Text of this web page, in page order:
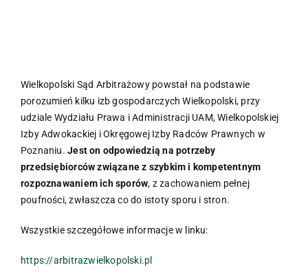
Wielkopolski Sąd Arbitrażowy powstał na podstawie
porozumień kilku izb gospodarczych Wielkopolski, przy
udziale Wydziału Prawa i Administracji UAM, Wielkopolskiej
Izby Adwokackiej i Okręgowej Izby Radców Prawnych w
Poznaniu. Jest on odpowiedzią na potrzeby
przedsiębiorców związane z szybkim i kompetentnym
rozpoznawaniem ich sporów, z zachowaniem pełnej
poufności, zwłaszcza co do istoty sporu i stron.
Wszystkie szczegółowe informacje w linku:
https://arbitrazwielkopolski.pl